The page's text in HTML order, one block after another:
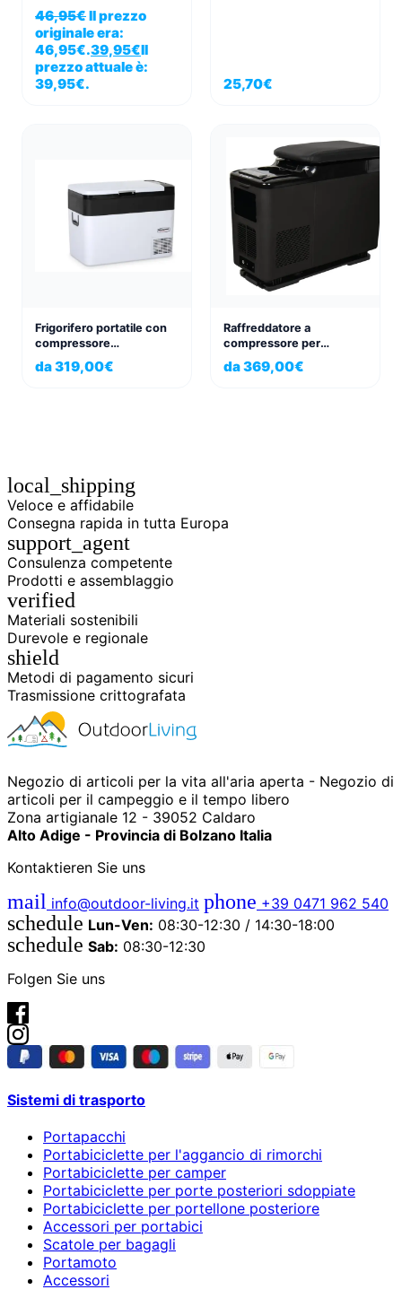
termica compatta per
autobus e camper
46,95€Il prezzo
originale era:
46,95€.39,95€Il
prezzo attuale è:
39,95€.
25,70€
Frigorifero portatile con
compressore
STYLE'N'COOL da 35 litri
– Frigorifero portatile
da319,00€
Raffreddatore a
compressore per
console centrale, 14 litri,
adatto per VW T5/T6,
da369,00€
local_shipping
Veloce e affidabile
Consegna rapida in tutta Europa
support_agent
Consulenza competente
Prodotti e assemblaggio
verified
Materiali sostenibili
Durevole e regionale
shield
Metodi di pagamento sicuri
Trasmissione crittografata
Negozio di articoli per la vita all'aria aperta - Negozio di
articoli per il campeggio e il tempo libero
Zona artigianale 12 - 39052 Caldaro
Alto Adige - Provincia di Bolzano Italia
Kontaktieren Sie uns
mail info@outdoor-living.it phone +39 0471 962 540
schedule Lun-Ven: 08:30-12:30 / 14:30-18:00
schedule Sab: 08:30-12:30
Folgen Sie uns
Sistemi di trasporto
Portapacchi
Portabiciclette per l'aggancio di rimorchi
Portabiciclette per camper
Portabiciclette per porte posteriori sdoppiate
Portabiciclette per portellone posteriore
Accessori per portabici
Scatole per bagagli
Portamoto
Accessori